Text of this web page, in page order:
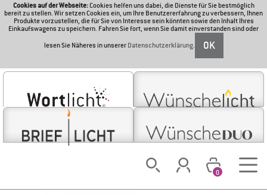
Cookies auf der Webseite:Cookies helfen uns dabei, die Dienste für Sie bestmöglich
bereit zu stellen. Wir setzen Cookies ein, um Ihre Benutzererfahrung zu verbessern, Ihnen
Produkte vorzustellen, die für Sie von Interesse sein könnten sowie den Inhalt Ihres
Einkaufswagens zu speichern. Fahren Sie fort, wenn Sie damit einverstanden sind oder
lesen Sie Näheres in unsererDatenschutzerklärung. OK
0